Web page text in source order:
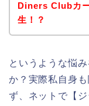
Diners Clubカ
生！？
というような悩
か？実際私自身
ず、ネットで【